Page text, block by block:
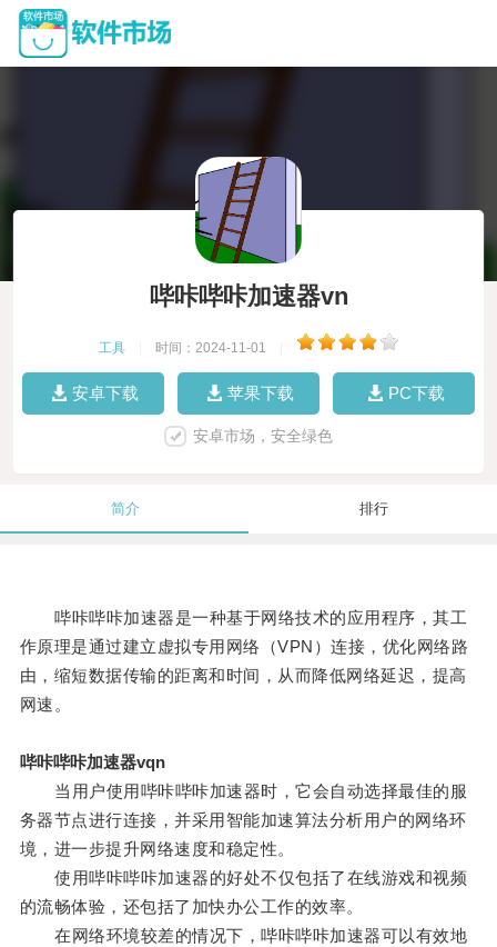
哔咔哔咔加速器vn
工具 时间：2024-11-01
安卓下载 苹果下载 PC下载
安卓市场，安全绿色
简介 排行
哔咔哔咔加速器是一种基于网络技术的应用程序，其工
作原理是通过建立虚拟专用网络（VPN）连接，优化网络路
由，缩短数据传输的距离和时间，从而降低网络延迟，提高
网速。
哔咔哔咔加速器vqn
当用户使用哔咔哔咔加速器时，它会自动选择最佳的服
务器节点进行连接，并采用智能加速算法分析用户的网络环
境，进一步提升网络速度和稳定性。
使用哔咔哔咔加速器的好处不仅包括了在线游戏和视频
的流畅体验，还包括了加快办公工作的效率。
在网络环境较差的情况下，哔咔哔咔加速器可以有效地